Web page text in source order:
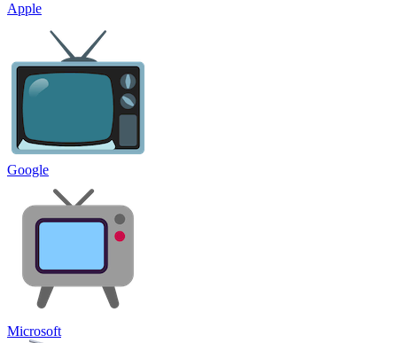
Apple
Google
Microsoft